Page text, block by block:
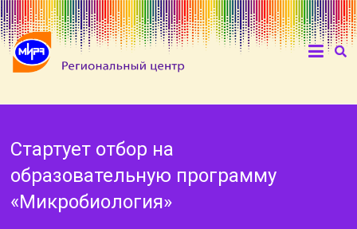
Стартует отбор на
образовательную программу
«Микробиология»